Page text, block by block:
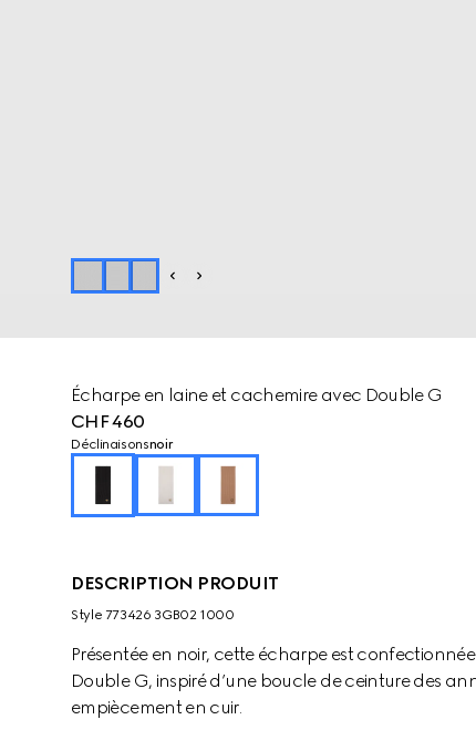
Écharpe en laine et cachemire avec Double G
CHF 460
Déclinaisonsnoir
DESCRIPTION PRODUIT
Style ‎773426 3GB02 1000
Présentée en noir, cette écharpe est
Double G, inspiré d’une boucle de ceinture des
empiècement en cuir.